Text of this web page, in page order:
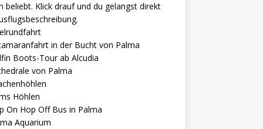
beliebt. Klick drauf und du gelangst direkt
in der Bucht von Palma
Boots-Tour ab Alcudia
von Palma
Höhlen
On Hop Off Bus in Palma
Aquarium